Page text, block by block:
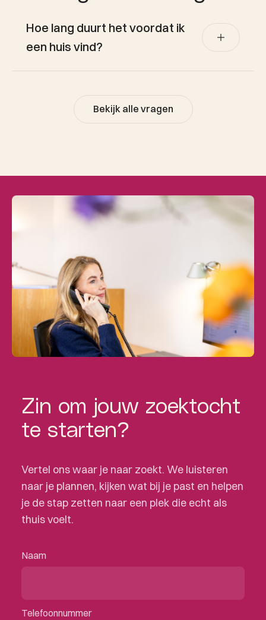
Hoe lang duurt het voordat ik
een huis vind?
geduld. Met Copaan, ons eigen netwerk en
past.
Bekijk alle vragen
Zin om jouw zoektocht
te starten?
Vertel ons waar je naar zoekt. We luisteren
naar je plannen, kijken wat bij je past en helpen
je de stap zetten naar een plek die echt als
thuis voelt.
Naam
Telefoonnummer